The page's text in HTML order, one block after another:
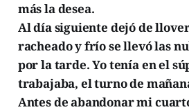
más la desea.
Al día siguiente dejó de
racheado y frío se llevó las
por la tarde. Yo tenía en el
trabajaba, el turno de
Antes de abandonar mi